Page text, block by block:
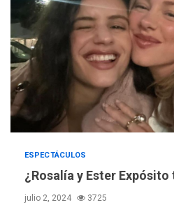
ESPECTÁCULOS
¿Rosalía y Ester
julio 2, 2024 3725